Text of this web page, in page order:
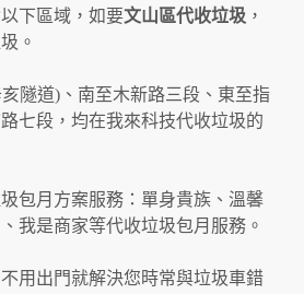
下區域，如要文山區代收垃圾，
。
隧道)、南至木新路三段、東至指
七段，均在我來科技代收垃圾的
包月方案服務：單身貴族、溫馨
我是商家等代收垃圾包月服務。
用出門就解決您時常與垃圾車錯